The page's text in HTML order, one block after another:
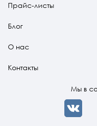
Прайс-листы
Блог
О нас
Контакты
Мы в
VK